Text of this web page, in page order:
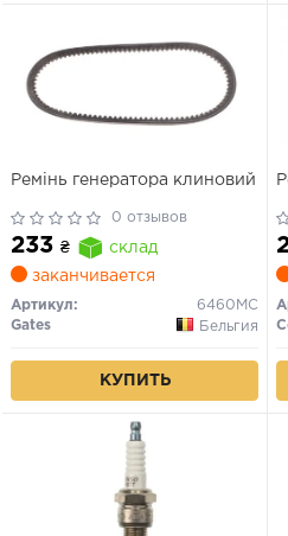
Ремінь генератора клиновий
0 отзывов
233 ₴
склад
заканчивается
Артикул:
6460MC
Gates
Бельгия
КУПИТЬ